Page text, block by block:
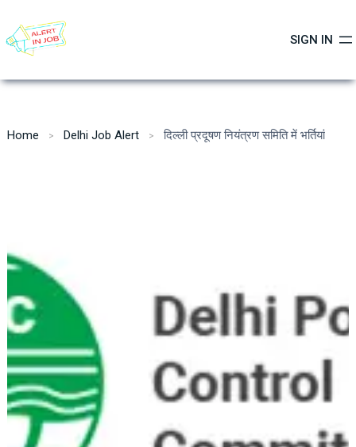
content
SIGN IN
Home Delhi Job Alert दिल्ली प्रदूषण नियंत्रण समिति में भर्तियां